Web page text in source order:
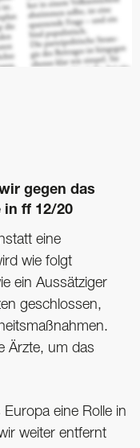
gegen das
in ff 12/20
eine
wie folgt
ein Aussätziger
geschlossen,
Ärzte, um das
Europa eine Rolle in
weiter entfernt